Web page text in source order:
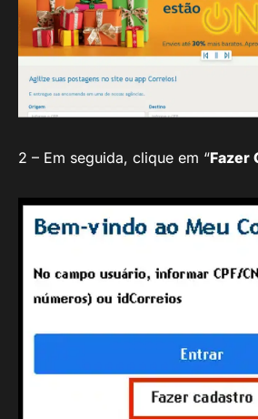
2 – Em seguida, clique em “Fazer